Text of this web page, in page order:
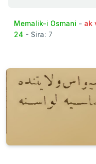
Memalik-i Osmani -
24 - Sira: 7